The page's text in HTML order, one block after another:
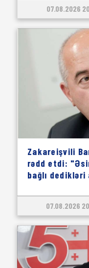
07.08.2026
Zakareişvili
rədd etdi:
bağlı
07.08.2026